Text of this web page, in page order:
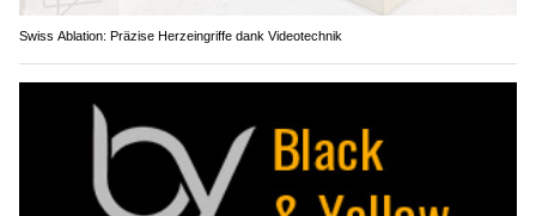
Swiss Ablation: Präzise Herzeingriffe dank Videotechnik